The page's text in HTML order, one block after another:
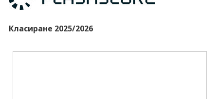
Класиране 2025/2026